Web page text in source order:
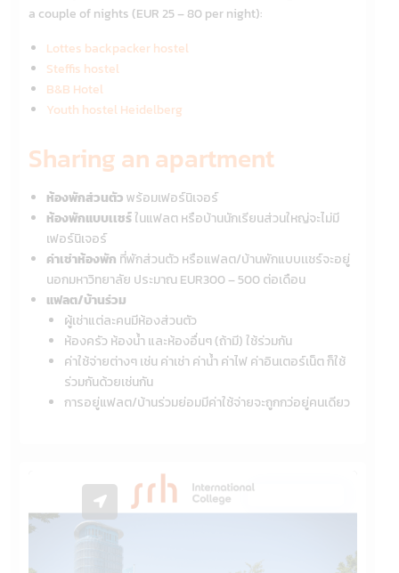
a couple of nights (EUR 25 – 80 per night):
Lottes backpacker hostel
Steffis hostel
B&B Hotel
Youth hostel Heidelberg
Sharing an apartment
ห้องพักส่วนตัวพร้อมเฟอร์นิเจอร์
ห้องพักแบบเเชร์ในแฟลต หรือบ้านนักเรียนส่วนใหญ่จะไม่มี
เฟอร์นิเจอร์
ค่าเช่าห้องพัก ที่พักส่วนตัว หรือแฟลต/บ้านพักแบบเเชร์จะอยู่
นอกมหาวิทยาลัย ประมาณ EUR300 – 500 ต่อเดือน
แฟลต/บ้านร่วม
ผู้เช่าแต่ละคนมีห้องส่วนตัว
ห้องครัว ห้องน้ำ และห้องอื่นๆ (ถ้ามี) ใช้ร่วมกัน
ค่าใช้จ่ายต่างๆ เช่น ค่าเช่า ค่าน้ำ ค่าไฟ ค่าอินเตอร์เน็ต ก็ใช้
ร่วมกันด้วยเช่นกัน
การอยู่แฟลต/บ้านร่วมย่อมมีค่าใช้จ่ายจะถูกกว่อยู่คนเดียว